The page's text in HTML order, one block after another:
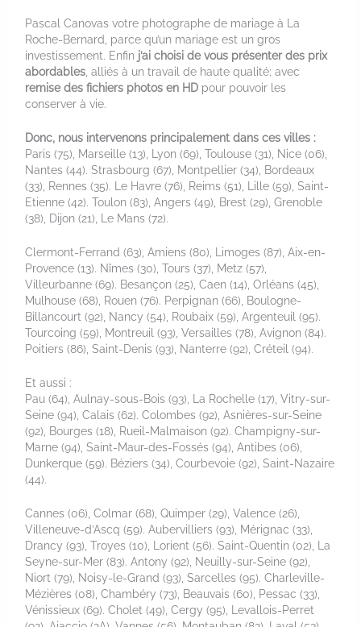
Pascal Canovas votre photographe de mariage à La
Roche-Bernard, parce qu’un mariage est un gros
investissement. Enfin j’ai choisi de vous présenter des prix
abordables , alliés à un travail de haute qualité; avec
remise des fichiers photos en HD pour pouvoir les
conserver à vie.
Donc, nous intervenons principalement dans ces villes :
Paris (75), Marseille (13), Lyon (69), Toulouse (31), Nice (06),
Nantes (44). Strasbourg (67), Montpellier (34), Bordeaux
(33), Rennes (35). Le Havre (76), Reims (51), Lille (59), Saint-
Etienne (42). Toulon (83), Angers (49), Brest (29), Grenoble
(38), Dijon (21), Le Mans (72).
Clermont-Ferrand (63), Amiens (80), Limoges (87), Aix-en-
Provence (13). Nîmes (30), Tours (37), Metz (57),
Villeurbanne (69). Besançon (25), Caen (14), Orléans (45),
Mulhouse (68), Rouen (76). Perpignan (66), Boulogne-
Billancourt (92), Nancy (54), Roubaix (59), Argenteuil (95).
Tourcoing (59), Montreuil (93), Versailles (78), Avignon (84).
Poitiers (86), Saint-Denis (93), Nanterre (92), Créteil (94).
Et aussi :
Pau (64), Aulnay-sous-Bois (93), La Rochelle (17), Vitry-sur-
Seine (94), Calais (62). Colombes (92), Asnières-sur-Seine
(92), Bourges (18), Rueil-Malmaison (92). Champigny-sur-
Marne (94), Saint-Maur-des-Fossés (94), Antibes (06),
Dunkerque (59). Béziers (34), Courbevoie (92), Saint-Nazaire
(44).
Cannes (06), Colmar (68), Quimper (29), Valence (26),
Villeneuve-d’Ascq (59). Aubervilliers (93), Mérignac (33),
Drancy (93), Troyes (10), Lorient (56). Saint-Quentin (02), La
Seyne-sur-Mer (83). Antony (92), Neuilly-sur-Seine (92),
Niort (79), Noisy-le-Grand (93), Sarcelles (95). Charleville-
Mézières (08), Chambéry (73), Beauvais (60), Pessac (33),
Vénissieux (69). Cholet (49), Cergy (95), Levallois-Perret